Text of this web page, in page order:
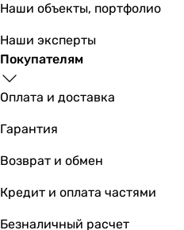
Наши объекты, портфолио
Наши эксперты
Покупателям
Оплата и доставка
Гарантия
Возврат и обмен
Кредит и оплата частями
Безналичный расчет